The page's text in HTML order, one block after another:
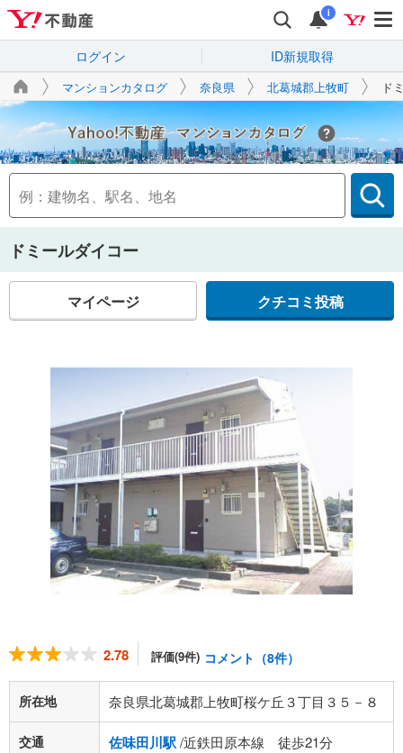
i
ログイン ID新規取得
マンションカタログ 奈良県 北葛城郡上牧町 ド
Yahoo!不動産
ドミールダイコー
マイページ クチコミ投稿
2.78 評価(9件) コメント（8件）
所在地 奈良県北葛城郡上牧町桜ケ丘３丁目３５－８
交通 佐味田川駅/近鉄田原本線 徒歩21分